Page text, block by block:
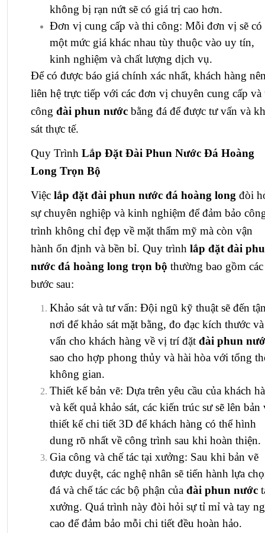
không bị rạn nứt sẽ có giá trị cao hơn.
Đơn vị cung cấp và thi công: Mỗi đơn vị sẽ có
một mức giá khác nhau tùy thuộc vào uy tín,
kinh nghiệm và chất lượng dịch vụ.
Để có được báo giá chính xác nhất, khách hàng
liên hệ trực tiếp với các đơn vị chuyên cung cấp và
công đài phun nước bằng đá để được tư vấn và
sát thực tế.
Quy Trình Lắp Đặt Đài Phun Nước Đá Hoàng
Long Trọn Bộ
Việc lắp đặt đài phun nước đá hoàng long đòi
sự chuyên nghiệp và kinh nghiệm để đảm bảo
trình không chỉ đẹp về mặt thẩm mỹ mà còn vận
hành ổn định và bền bỉ. Quy trình lắp đặt đài
nước đá hoàng long trọn bộ thường bao gồm các
bước sau:
Khảo sát và tư vấn: Đội ngũ kỹ thuật sẽ đến
nơi để khảo sát mặt bằng, đo đạc kích thước
vấn cho khách hàng về vị trí đặt đài phun
sao cho hợp phong thủy và hài hòa với tổng
không gian.
Thiết kế bản vẽ: Dựa trên yêu cầu của khách
và kết quả khảo sát, các kiến trúc sư sẽ lên bản
thiết kế chi tiết 3D để khách hàng có thể hình
dung rõ nhất về công trình sau khi hoàn thiện.
Gia công và chế tác tại xưởng: Sau khi bản vẽ
được duyệt, các nghệ nhân sẽ tiến hành lựa
đá và chế tác các bộ phận của đài phun nước
xưởng. Quá trình này đòi hỏi sự tỉ mỉ và tay
cao để đảm bảo mỗi chi tiết đều hoàn hảo.